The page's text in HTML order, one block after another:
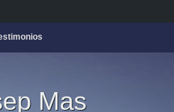
Mas